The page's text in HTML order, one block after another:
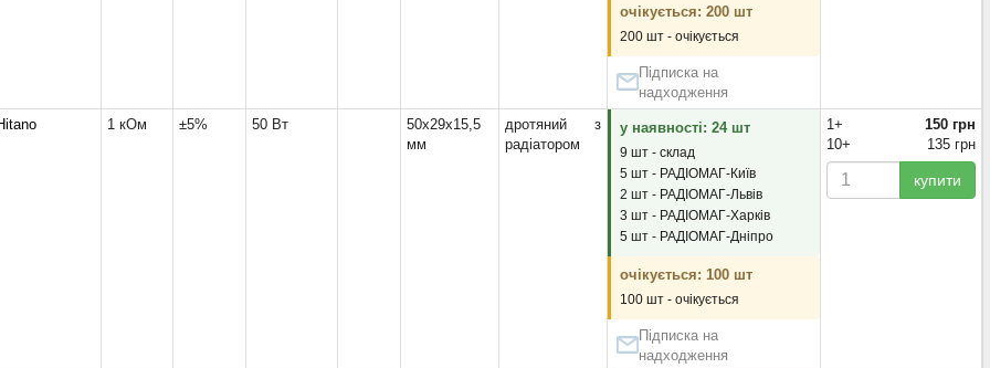
очікується: 200 шт
200 шт - очікується
Підписка на
надходження
1 кОм ±5% 50 Вт
50x29x15,5
мм
дротяний з
радіатором
у наявності: 24 шт
9 шт - склад
5 шт - РАДІОМАГ-Київ
2 шт - РАДІОМАГ-Львів
3 шт - РАДІОМАГ-Харків
5 шт - РАДІОМАГ-Дніпро
очікується: 100 шт
100 шт - очікується
Підписка на
надходження
1+
150 грн
10+
135 грн
купити